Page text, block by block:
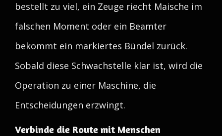
bestellt zu viel, ein Zeuge riecht Maische im
falschen Moment oder ein Beamter
bekommt ein markiertes Bündel zurück.
Sobald diese Schwachstelle klar ist, wird die
Operation zu einer Maschine, die
Entscheidungen erzwingt.
Verbinde die Route mit Menschen